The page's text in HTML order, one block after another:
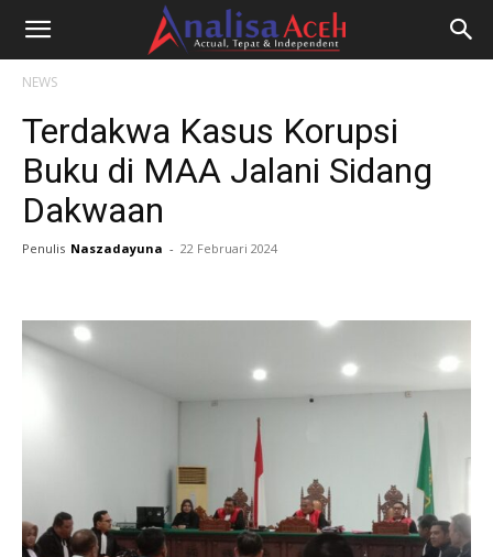
NEWS
Terdakwa Kasus Korupsi
Buku di MAA Jalani Sidang
Dakwaan
Penulis Naszadayuna - 22 Februari 2024